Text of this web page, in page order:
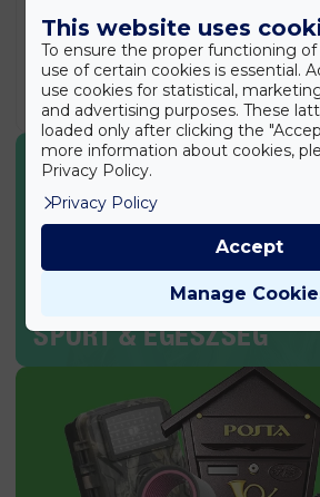
Retro Kresz teszt társasjáték –
játék kicsiknek és nagyoknak
5.890Ft
SPORT & EGÉSZSÉG
This website uses
To ensure the proper functioning
use of certain cookies is essential.
use cookies for statistical,
and advertising purposes. These
loaded only after clicking the
more information about cookies,
Privacy Policy.
Privacy Policy
Manage
Accept